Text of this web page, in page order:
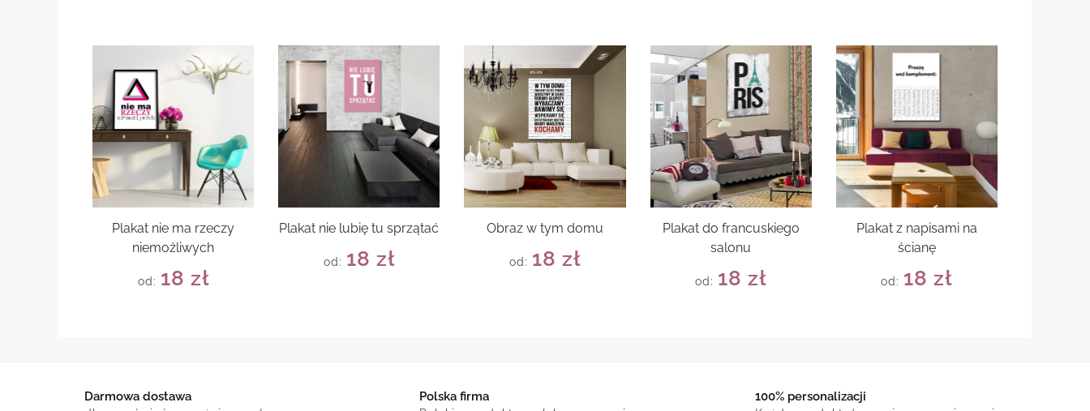
Plakat nie ma rzeczy
niemożliwych
od: 18 zł
Plakat nie lubię tu sprzątać
od: 18 zł
Obraz w tym domu
od: 18 zł
Plakat do francuskiego
salonu
od: 18zł
Plakat z napisami na
ścianę
od: 18zł
Darmowa dostawa Polska firma 100% personalizacji